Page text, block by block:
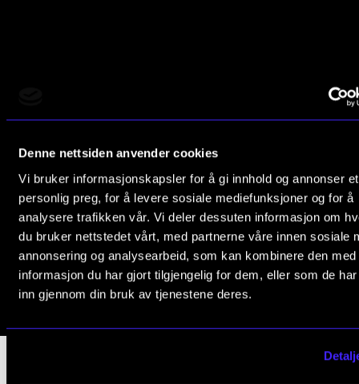
Denne nettsiden anvender cookies
Vi bruker informasjonskapsler for å gi innhold og annonser et
personlig preg, for å levere sosiale mediefunksjoner og for å
analysere trafikken vår. Vi deler dessuten informasjon om
du bruker nettstedet vårt, med partnerne våre innen sosiale
annonsering og analysearbeid, som kan kombinere den med
informasjon du har gjort tilgjengelig for dem, eller som de
inn gjennom din bruk av tjenestene deres.